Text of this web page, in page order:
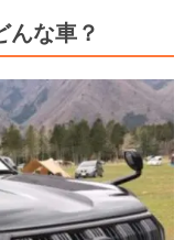
んな車？